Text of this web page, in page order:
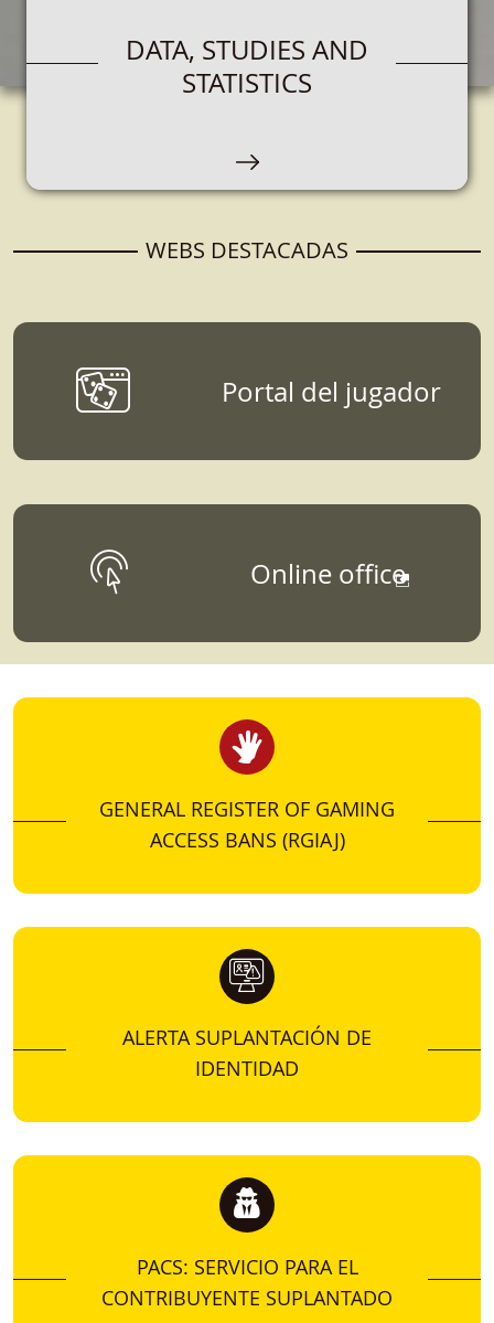
Espacio destinado a empresas que que se
y explotación de juegos de azar.
DATA, STUDIES AND
STATISTICS
DATA, STUDIES AND
STATISTICS
datos, estudios, informes, o estadísticas
vinculados a la Dirección General de
Ordenación del Juego.
WEBS DESTACADAS
Portal del jugador
Online office
GENERAL REGISTER OF GAMING
ACCESS BANS (RGIAJ)
ALERTA SUPLANTACIÓN DE
IDENTIDAD
PACS: SERVICIO PARA EL
CONTRIBUYENTE SUPLANTADO